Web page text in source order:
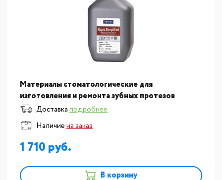
Материалы стоматологические для
изготовления и ремонта зубных протезов
Vertex:Пластмасса для изготовления базисов
съемных протезов Vertex Rapid S
Доставкаподробнее
Наличиена заказ
1 710
В корзину